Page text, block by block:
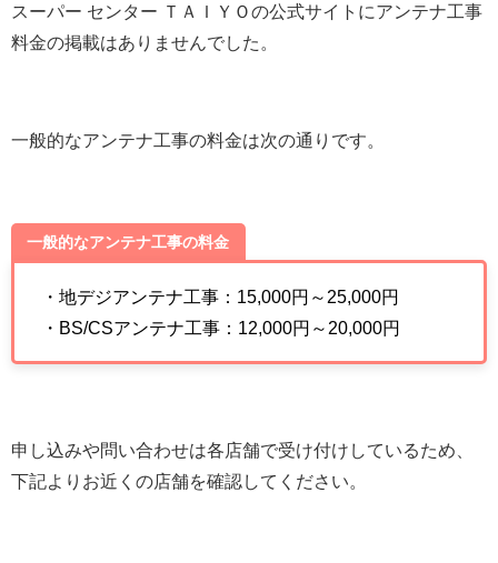
スーパー センター ＴＡＩＹＯの公式サイトにアンテナ工事
料金の掲載はありませんでした。
一般的なアンテナ工事の料金は次の通りです。
一般的なアンテナ工事の料金
・地デジアンテナ工事：15,000円～25,000円
・BS/CSアンテナ工事：12,000円～20,000円
申し込みや問い合わせは各店舗で受け付けしているため、
下記よりお近くの店舗を確認してください。